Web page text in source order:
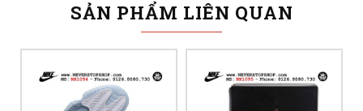
SẢN PHẨM LIÊN QUAN